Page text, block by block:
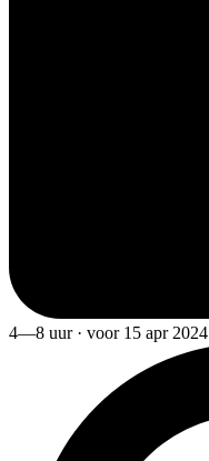
4—8 uur · voor 15 apr 2024